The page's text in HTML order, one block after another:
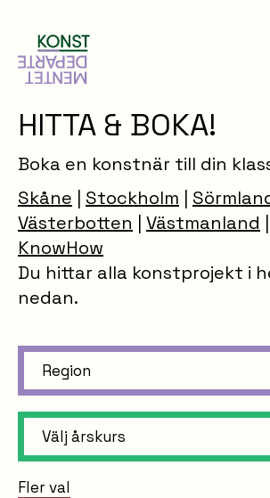
HITTA & BOKA!
Boka en konstnär till din
Skåne | Stockholm |
Västerbotten | Västmanland |
KnowHow
Du hittar alla konstprojekt i
nedan.
Region
Välj årskurs
Fler val